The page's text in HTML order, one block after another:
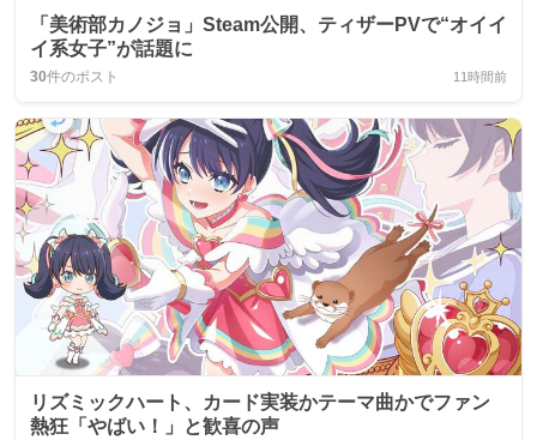
「美術部カノジョ」Steam公開、ティザーPVで“オイイ
イ系女子”が話題に
30件のポスト 11時間前
リズミックハート、カード実装かテーマ曲かでファン
熱狂「やばい！」と歓喜の声